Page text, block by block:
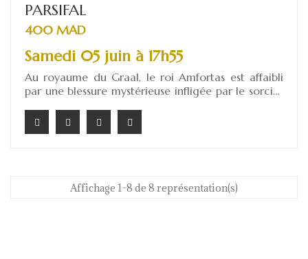
PARSIFAL
400 MAD
Samedi 05 juin à 17h55
Au royaume du Graal, le roi Amfortas est affaibli
par une blessure mystérieuse infligée par le sorcier
chevaliers dans un profond déclin spirituel. Parsifal,
jeune chevalier innocent et pur, se lance dans une
Affichage 1-8 de 8 représentation(s)